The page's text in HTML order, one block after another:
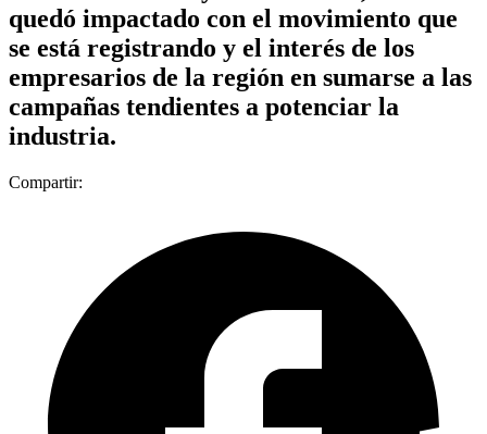
quedó impactado con el movimiento que
se está registrando y el interés de los
empresarios de la región en sumarse a las
campañas tendientes a potenciar la
industria.
Compartir: